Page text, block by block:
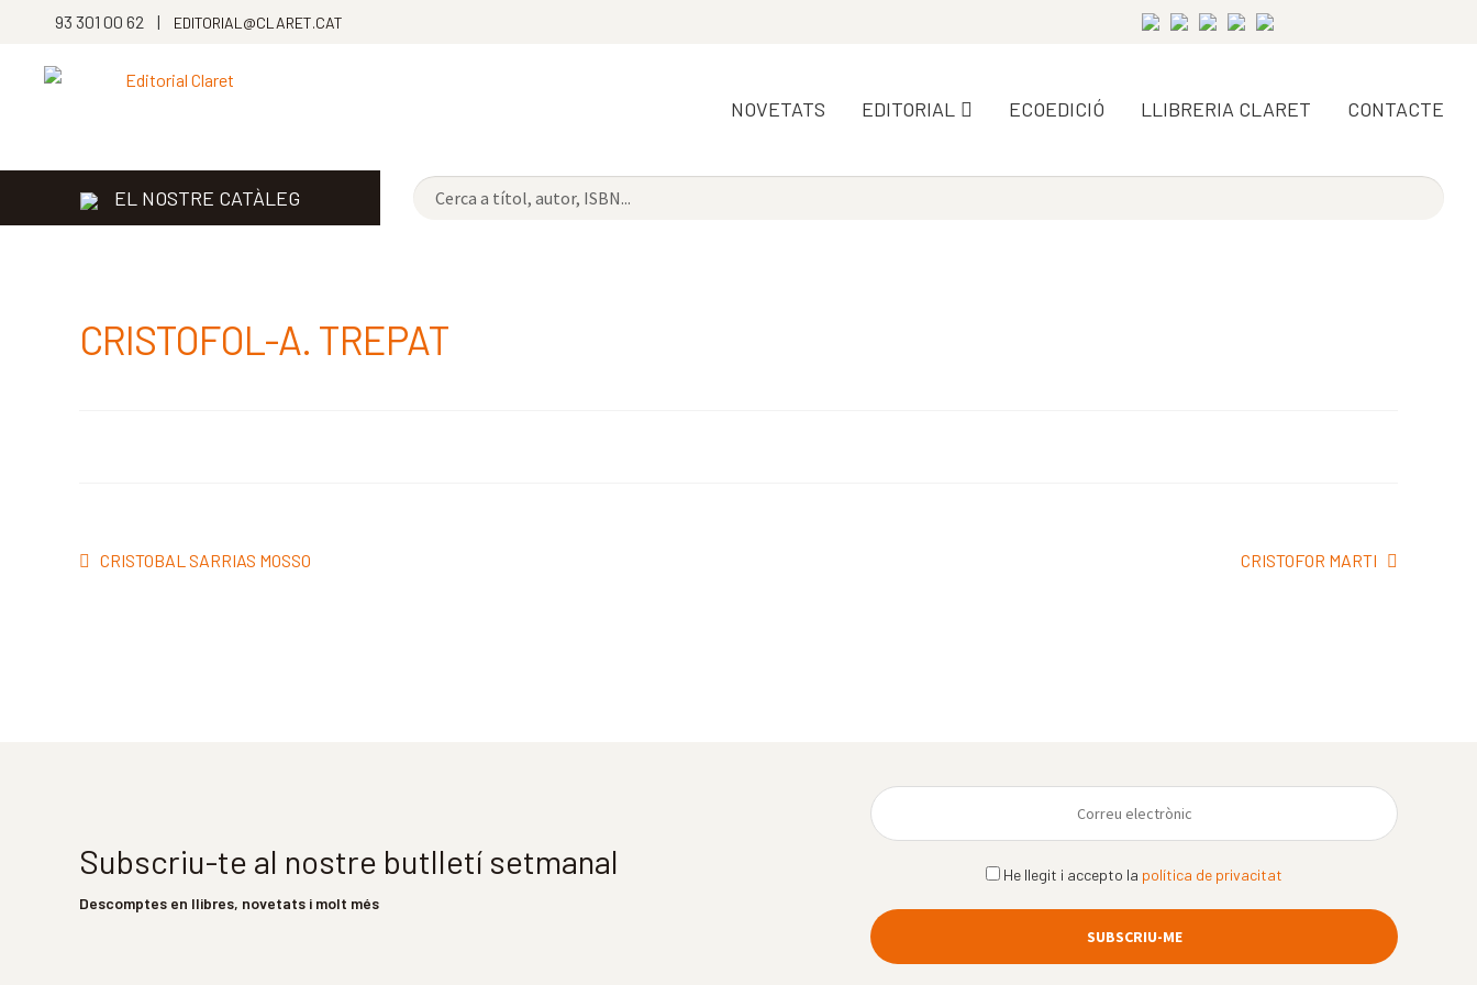
93 301 00 62 | EDITORIAL@CLARET.CAT
NOVETATS EDITORIAL ECOEDICIÓ LLIBRERIA CLARET CONTACTE
EL NOSTRE CATÀLEG
CRISTOFOL-A. TREPAT
Navegació
Entrada
CRISTOBAL SARRIAS MOSSO
Pròxima
CRISTOFOR MARTI
Subscriu-te al nostre butlletí setmanal
Descomptes en llibres, novetats i molt més
He llegit i accepto la política de privacitat